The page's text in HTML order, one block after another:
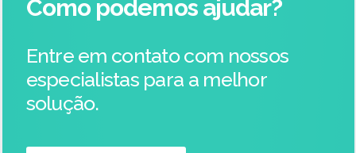
Como podemos ajudar?
Entre em contato com nossos
especialistas para a melhor
solução.